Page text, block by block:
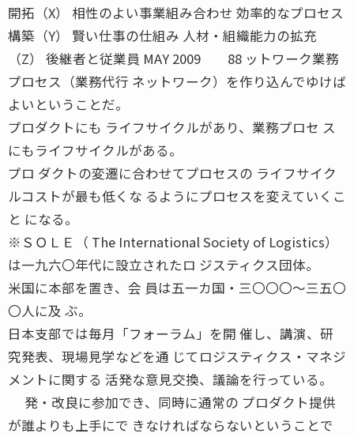
開拓（X） 相性のよい事業組み合わせ 効率的なプロセス
構築（Y） 賢い仕事の仕組み 人材・組織能力の拡充
（Z） 後継者と従業員 MAY 2009 88 ットワーク業務
プロセス（業務代行 ネットワーク）を作り込んでゆけば
よいということだ。
プロダクトにも ライフサイクルがあり、業務プロセ ス
にもライフサイクルがある。
プロ ダクトの変遷に合わせてプロセスの ライフサイク
ルコストが最も低くな るようにプロセスを変えていくこ
と になる。
※ＳＯＬＥ（ The International Society of Logistics）
は一九六〇年代に設立されたロ ジスティクス団体。
米国に本部を置き、会 員は五一カ国・三〇〇〇〜三五〇
〇人に及 ぶ。
日本支部では毎月「フォーラム」を開 催し、講演、研
究発表、現場見学などを通 じてロジスティクス・マネジ
メントに関する 活発な意見交換、議論を行っている。
発・改良に参加でき、同時に通常の プロダクト提供
が誰よりも上手にで きなければならないということで